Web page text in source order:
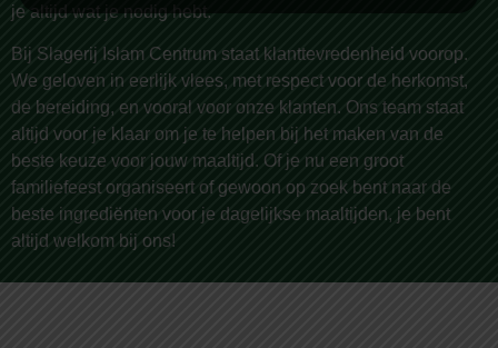
je altijd wat je nodig hebt.
Bij Slagerij Islam Centrum staat klanttevredenheid voorop.
We geloven in eerlijk vlees, met respect voor de herkomst,
de bereiding, en vooral voor onze klanten. Ons team staat
altijd voor je klaar om je te helpen bij het maken van de
beste keuze voor jouw maaltijd. Of je nu een groot
familiefeest organiseert of gewoon op zoek bent naar de
beste ingrediënten voor je dagelijkse maaltijden, je bent
altijd welkom bij ons!